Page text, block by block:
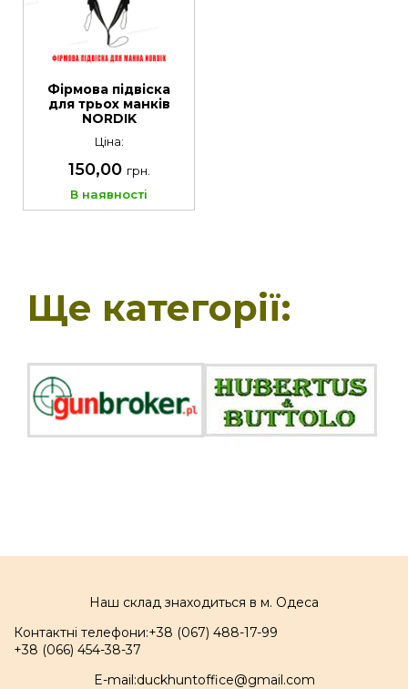
Фірмова підвіска
для трьох манків
NORDIK
Ціна:
150,00 грн.
В наявності
Ще категорії:
Наш склад знаходиться в м. Одеса
Контактні телефони:+38 (067) 488-17-99
+38 (066) 454-38-37
E-mail:duckhuntoffice@gmail.com